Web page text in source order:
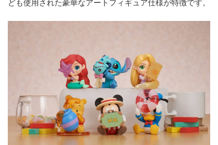
ども使用された豪華なアートフィギュア仕様が特徴です。